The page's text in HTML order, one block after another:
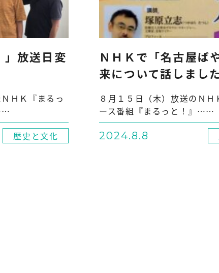
」放送日変
ＨＫ『まるっ
歴史と文化
ＮＨＫで「名古屋ば
来について話しまし
８月１５日（木）放送のＮＨ
ース番組『まるっと！』……
2024.8.8